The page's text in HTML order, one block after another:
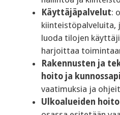
Käyttäjäpalvelut:
kiinteistöpalveluita,
luoda tilojen
harjoittaa
Rakennusten ja
hoito ja
vaatimuksia ja
Ulkoalueiden